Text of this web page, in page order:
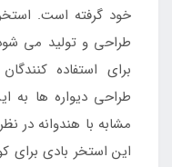
خود گرفته است.
طراحی و تولید می
برای استفاده
طراحی دیواره ها
مشابه با هندوانه در
این استخر بادی